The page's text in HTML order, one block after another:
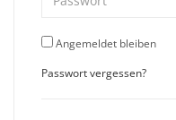
Angemeldet bleiben
Passwort vergessen?